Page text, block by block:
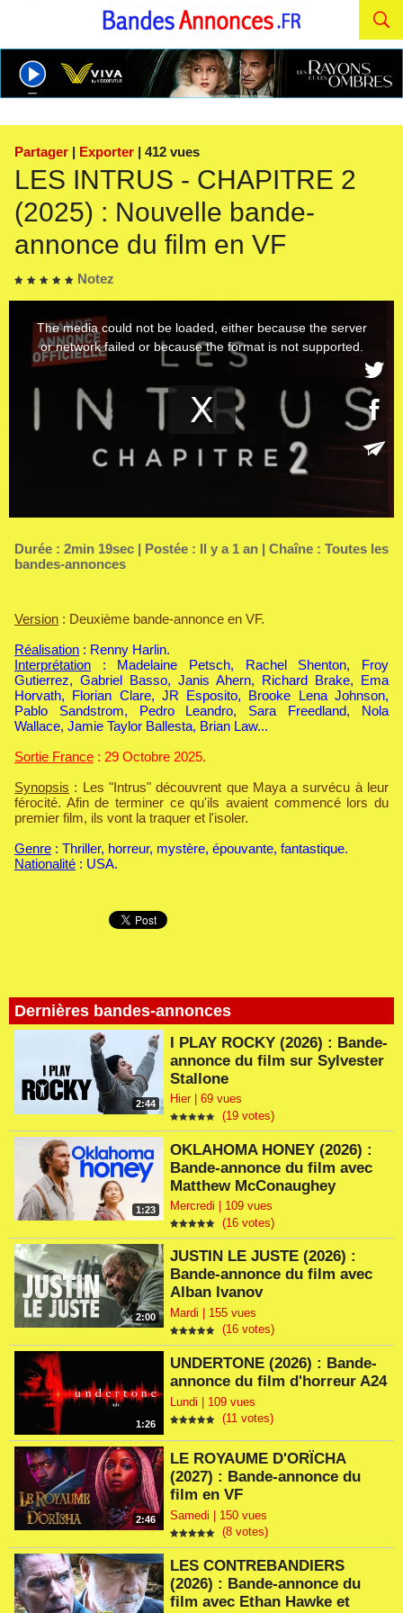
Partager | Exporter | 412 vues
LES INTRUS - CHAPITRE 2
(2025) : Nouvelle bande-
annonce du film en VF
Notez
Dernières bandes-annonces
2:44
I PLAY ROCKY (2026) : Bande-
annonce du film sur Sylvester
Stallone
Hier | 69 vues
(19 votes)
1:23
OKLAHOMA HONEY (2026) :
Bande-annonce du film avec
Matthew McConaughey
Mercredi | 109 vues
(16 votes)
2:00
JUSTIN LE JUSTE (2026) :
Bande-annonce du film avec
Alban Ivanov
Mardi | 155 vues
(16 votes)
1:26
UNDERTONE (2026) : Bande-
annonce du film d'horreur A24
Lundi | 109 vues
(11 votes)
2:46
LE ROYAUME D'ORÏCHA
(2027) : Bande-annonce du
film en VF
Samedi | 150 vues
(8 votes)
LES CONTREBANDIERS
(2026) : Bande-annonce du
film avec Ethan Hawke et
Durée : 2min 19sec | Postée : Il y a 1 an | Chaîne : Toutes les
bandes-annonces
Version : Deuxième bande-annonce en VF.
Réalisation : Renny Harlin.
Interprétation : Madelaine Petsch, Rachel Shenton, Froy
Gutierrez, Gabriel Basso, Janis Ahern, Richard Brake, Ema
Horvath, Florian Clare, JR Esposito, Brooke Lena Johnson,
Pablo Sandstrom, Pedro Leandro, Sara Freedland, Nola
Wallace, Jamie Taylor Ballesta, Brian Law...
Sortie France : 29 Octobre 2025.
Synopsis : Les "Intrus" découvrent que Maya a survécu à leur
férocité. Afin de terminer ce qu'ils avaient commencé lors du
premier film, ils vont la traquer et l'isoler.
Genre : Thriller, horreur, mystère, épouvante, fantastique.
Nationalité : USA.